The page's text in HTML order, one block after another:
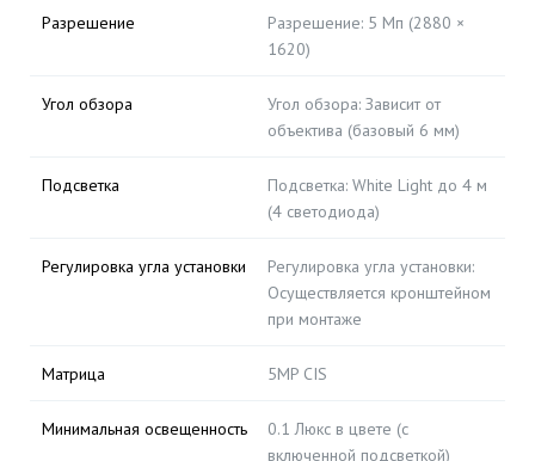
Разрешение
Разрешение: 5 Мп (2880 ×
1620)
Угол обзора
Угол обзора: Зависит от
объектива (базовый 6 мм)
Подсветка
Подсветка: White Light до 4 м
(4 светодиода)
Регулировка угла установки
Регулировка угла установки:
Осуществляется кронштейном
при монтаже
Матрица 5MP CIS
Минимальная освещенность
0.1 Люкс в цвете (с
включенной подсветкой)